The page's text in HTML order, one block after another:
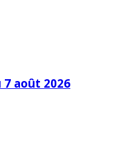
août 2026